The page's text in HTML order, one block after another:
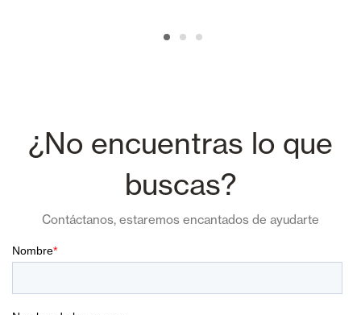
¿No encuentras lo que
buscas?
Contáctanos, estaremos encantados de ayudarte